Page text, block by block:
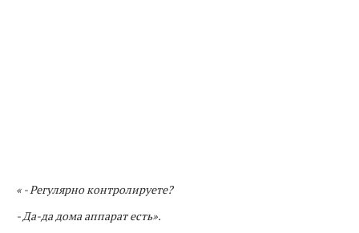
« - Регулярно контролируете?
- Да-да дома аппарат есть».